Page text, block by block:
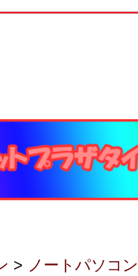
> ノートパソコン